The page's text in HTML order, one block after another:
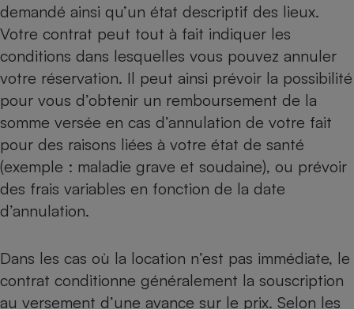
demandé ainsi qu’un état descriptif des lieux.
Votre contrat peut tout à fait indiquer les
conditions dans lesquelles vous pouvez annuler
votre réservation. Il peut ainsi prévoir la possibilité
pour vous d’obtenir un remboursement de la
somme versée en cas d’annulation de votre fait
pour des raisons liées à votre état de santé
(exemple : maladie grave et soudaine), ou prévoir
des frais variables en fonction de la date
d’annulation.
Dans les cas où la location n’est pas immédiate, le
contrat conditionne généralement la souscription
au versement d’une avance sur le prix. Selon les
Robot ménager